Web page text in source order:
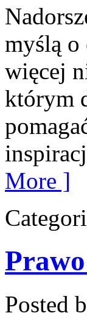
myślą o
więcej
którym
More ]
Posted